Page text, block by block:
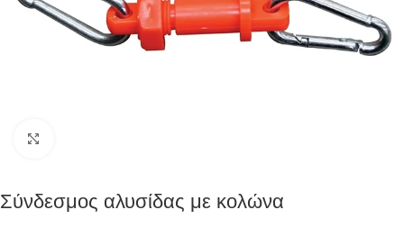
Σύνδεσμος αλυσίδας με κολώνα